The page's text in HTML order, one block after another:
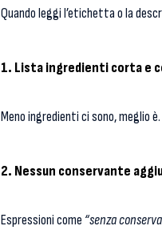
Quando leggi l’etichetta o la
1. Lista ingredienti corta e
Meno ingredienti ci sono, meglio è.
2. Nessun conservante
Espressioni come “senza